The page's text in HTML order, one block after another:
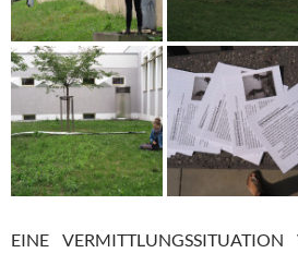
EINE